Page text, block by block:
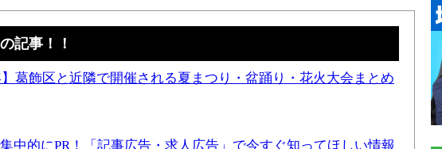
記事！！
】葛飾区と近隣で開催される夏まつり・盆踊り・花火大会まとめ
中的にPR！「記事広告・求人広告」で今すぐ知ってほしい情報